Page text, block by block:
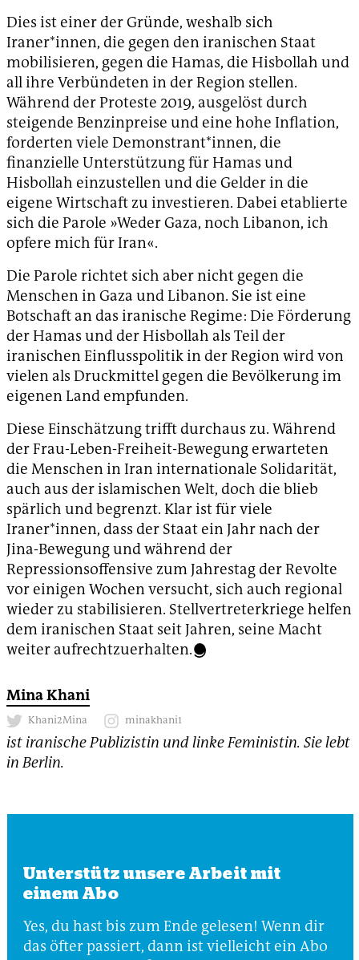
Dies ist einer der Gründe, weshalb sich
Iraner*innen, die gegen den iranischen Staat
mobilisieren, gegen die Hamas, die Hisbollah und
all ihre Verbündeten in der Region stellen.
Während der Proteste 2019, ausgelöst durch
steigende Benzinpreise und eine hohe Inflation,
forderten viele Demonstrant*innen, die
finanzielle Unterstützung für Hamas und
Hisbollah einzustellen und die Gelder in die
eigene Wirtschaft zu investieren. Dabei etablierte
sich die Parole »Weder Gaza, noch Libanon, ich
opfere mich für Iran«.
Die Parole richtet sich aber nicht gegen die
Menschen in Gaza und Libanon. Sie ist eine
Botschaft an das iranische Regime: Die Förderung
der Hamas und der Hisbollah als Teil der
iranischen Einflusspolitik in der Region wird von
vielen als Druckmittel gegen die Bevölkerung im
eigenen Land empfunden.
Diese Einschätzung trifft durchaus zu. Während
der Frau-Leben-Freiheit-Bewegung erwarteten
die Menschen in Iran internationale Solidarität,
auch aus der islamischen Welt, doch die blieb
spärlich und begrenzt. Klar ist für viele
Iraner*innen, dass der Staat ein Jahr nach der
Jina-Bewegung und während der
Repressionsoffensive zum Jahrestag der Revolte
vor einigen Wochen versucht, sich auch regional
wieder zu stabilisieren. Stellvertreterkriege helfen
dem iranischen Staat seit Jahren, seine Macht
weiter aufrechtzuerhalten.
Mina Khani
Khani2Mina minakhani1
ist iranische Publizistin und linke Feministin. Sie lebt
in Berlin.
Unterstütz unsere Arbeit mit
einem Abo
Yes, du hast bis zum Ende gelesen! Wenn dir
das öfter passiert, dann ist vielleicht ein Abo